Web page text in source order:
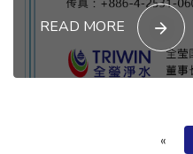
READ MORE
«